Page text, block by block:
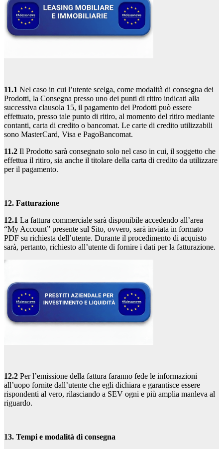
11.1 Nel caso in cui l’utente scelga, come modalità di consegna dei
Prodotti, la Consegna presso uno dei punti di ritiro indicati alla
successiva clausola 15, il pagamento dei Prodotti può essere
effettuato, presso tale punto di ritiro, al momento del ritiro mediante
contanti, carta di credito o bancomat. Le carte di credito utilizzabili
sono MasterCard, Visa e PagoBancomat.
11.2 Il Prodotto sarà consegnato solo nel caso in cui, il soggetto che
effettua il ritiro, sia anche il titolare della carta di credito da utilizzare
per il pagamento.
12. Fatturazione
12.1 La fattura commerciale sarà disponibile accedendo all’area
“My Account” presente sul Sito, ovvero, sarà inviata in formato
PDF su richiesta dell’utente. Durante il procedimento di acquisto
sarà, pertanto, richiesto all’utente di fornire i dati per la fatturazione.
12.2 Per l’emissione della fattura faranno fede le informazioni
all’uopo fornite dall’utente che egli dichiara e garantisce essere
rispondenti al vero, rilasciando a SEV ogni e più amplia manleva al
riguardo.
13. Tempi e modalità di consegna